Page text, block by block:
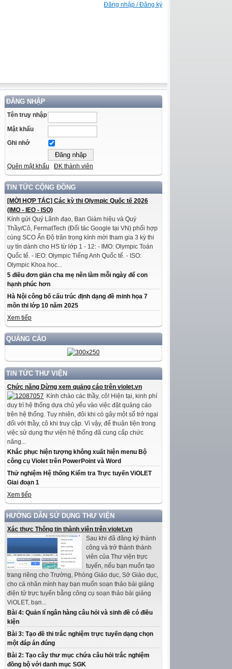
Đăng nhập / Đăng ký
ĐĂNG NHẬP
Tên truy nhập
Mật khẩu
Ghi nhớ
Quên mật khẩu ĐK thành viên
TIN TỨC CỘNG ĐỒNG
[MỜI HỢP TÁC] Các kỳ thi Olympic Quốc tế 2026
(IMO - IEO - ISO)
Kính gửi Quý Lãnh đạo, Ban Giám hiệu và Quý
Thầy/Cô, FermatTech (Đối tác Google tại VN) phối hợp
cùng SCO Ấn Độ trân trọng kính mời tham gia 3 kỳ thi
uy tín dành cho HS từ lớp 1 - 12: - IMO: Olympic Toán
Quốc tế. - IEO: Olympic Tiếng Anh Quốc tế. - ISO:
Olympic Khoa học...
5 điều đơn giản cha mẹ nên làm mỗi ngày để con
hạnh phúc hơn
Hà Nội công bố cấu trúc định dạng đề minh họa 7
môn thi lớp 10 năm 2025
Xem tiếp
QUẢNG CÁO
TIN TỨC THƯ VIỆN
Chức năng Dừng xem quảng cáo trên violet.vn
Kính chào các thầy, cô! Hiện tại, kinh phí
duy trì hệ thống dựa chủ yếu vào việc đặt quảng cáo
trên hệ thống. Tuy nhiên, đôi khi có gây một số trở ngại
đối với thầy, cô khi truy cập. Vì vậy, để thuận tiện trong
việc sử dụng thư viện hệ thống đã cung cấp chức
năng...
Khắc phục hiện tượng không xuất hiện menu Bộ
công cụ Violet trên PowerPoint và Word
Thử nghiệm Hệ thống Kiểm tra Trực tuyến ViOLET
Giai đoạn 1
Xem tiếp
HƯỚNG DẪN SỬ DỤNG THƯ VIỆN
Xác thực Thông tin thành viên trên violet.vn
Sau khi đã đăng ký thành
công và trở thành thành
viên của Thư viện trực
tuyến, nếu bạn muốn tạo
trang riêng cho Trường, Phòng Giáo dục, Sở Giáo dục,
cho cá nhân mình hay bạn muốn soạn thảo bài giảng
điện tử trực tuyến bằng công cụ soạn thảo bài giảng
ViOLET, bạn...
Bài 4: Quản lí ngân hàng câu hỏi và sinh đề có điều
kiện
Bài 3: Tạo đề thi trắc nghiệm trực tuyến dạng chọn
một đáp án đúng
Bài 2: Tạo cây thư mục chứa câu hỏi trắc nghiệm
đồng bộ với danh mục SGK